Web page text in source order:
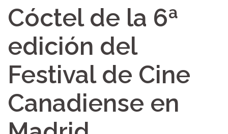
Cóctel de la 6ª
edición del
Festival de Cine
Canadiense en